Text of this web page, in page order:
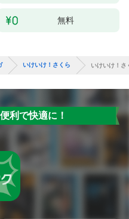
無料
いけいけ！さくら いけいけ！さ
利で快適に！